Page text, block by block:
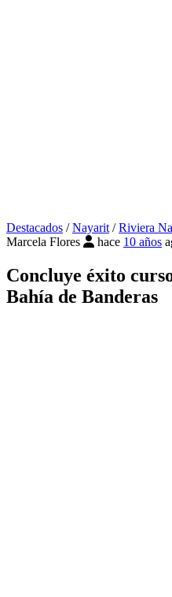
Destacados /Nayarit/Riviera
Marcela Flores
hace 10 años
Concluye éxito
Bahía de Banderas